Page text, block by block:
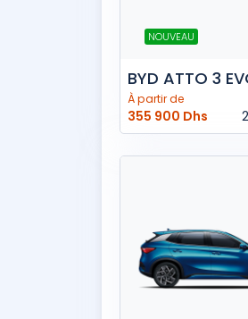
NOUVEAU
BYD ATTO 3
À partir de
355 900 Dhs